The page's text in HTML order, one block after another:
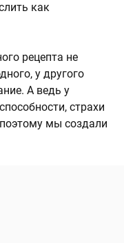
как
рецепта не
у другого
А ведь у
страхи
мы создали